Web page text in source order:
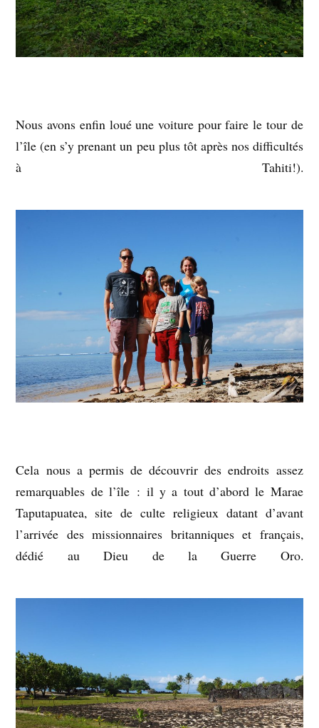
Nous avons enfin loué une voiture pour faire le tour de
l’île (en s’y prenant un peu plus tôt après nos difficultés
à Tahiti!).
Cela nous a permis de découvrir des endroits assez
remarquables de l’île : il y a tout d’abord le Marae
Taputapuatea, site de culte religieux datant d’avant
l’arrivée des missionnaires britanniques et français,
dédié au Dieu de la Guerre Oro.